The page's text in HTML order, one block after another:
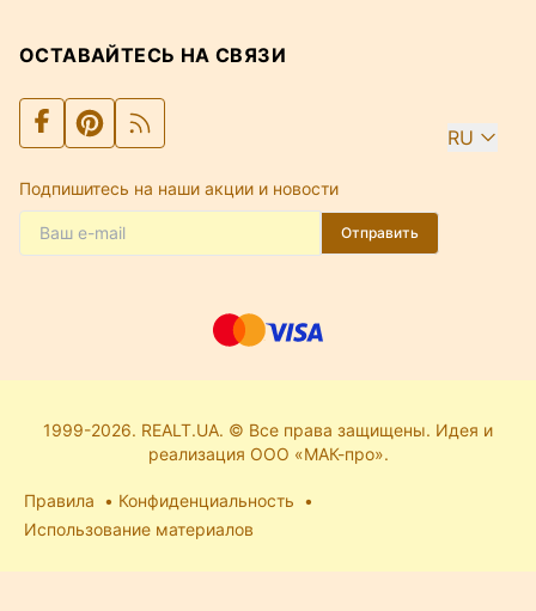
ОСТАВАЙТЕСЬ НА СВЯЗИ
RU
Подпишитесь на наши акции и новости
Отправить
1999-2026. REALT.UA. © Все права защищены. Идея и
реализация ООО «МАК-про».
Правила
Конфиденциальность
Использование материалов